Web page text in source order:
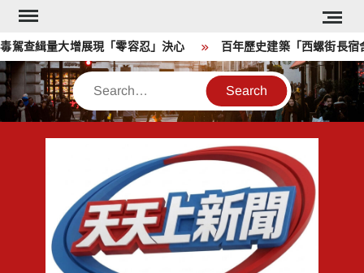
Skip
content
查緝量大增展現「零容忍」決心 百年歷史建築「西螺街長宿舍
Search